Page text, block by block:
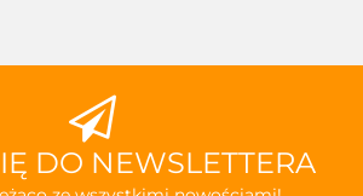
DO NEWSLETTERA